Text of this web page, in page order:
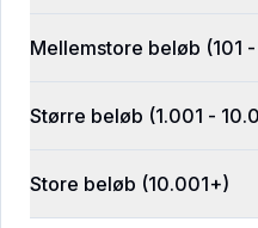
Mellemstore beløb (101
Større beløb (1.001 -
Store beløb (10.001+)